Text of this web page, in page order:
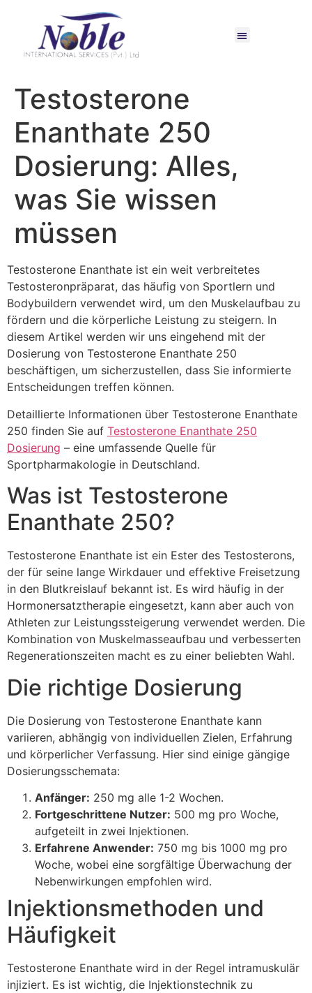
Testosterone
Enanthate 250
Dosierung: Alles,
was Sie wissen
müssen
Testosterone Enanthate ist ein weit verbreitetes
Testosteronpräparat, das häufig von Sportlern und
Bodybuildern verwendet wird, um den Muskelaufbau zu
fördern und die körperliche Leistung zu steigern. In
diesem Artikel werden wir uns eingehend mit der
Dosierung von Testosterone Enanthate 250
beschäftigen, um sicherzustellen, dass Sie informierte
Entscheidungen treffen können.
Detaillierte Informationen über Testosterone Enanthate
250 finden Sie auf Testosterone Enanthate 250
Dosierung – eine umfassende Quelle für
Sportpharmakologie in Deutschland.
Was ist Testosterone
Enanthate 250?
Testosterone Enanthate ist ein Ester des Testosterons,
der für seine lange Wirkdauer und effektive Freisetzung
in den Blutkreislauf bekannt ist. Es wird häufig in der
Hormonersatztherapie eingesetzt, kann aber auch von
Athleten zur Leistungssteigerung verwendet werden. Die
Kombination von Muskelmasseaufbau und verbesserten
Regenerationszeiten macht es zu einer beliebten Wahl.
Die richtige Dosierung
Die Dosierung von Testosterone Enanthate kann
variieren, abhängig von individuellen Zielen, Erfahrung
und körperlicher Verfassung. Hier sind einige gängige
Dosierungsschemata:
Anfänger: 250 mg alle 1-2 Wochen.
Fortgeschrittene Nutzer: 500 mg pro Woche,
aufgeteilt in zwei Injektionen.
Erfahrene Anwender: 750 mg bis 1000 mg pro
Woche, wobei eine sorgfältige Überwachung der
Nebenwirkungen empfohlen wird.
Injektionsmethoden und
Häufigkeit
Testosterone Enanthate wird in der Regel intramuskulär
injiziert. Es ist wichtig, die Injektionstechnik zu